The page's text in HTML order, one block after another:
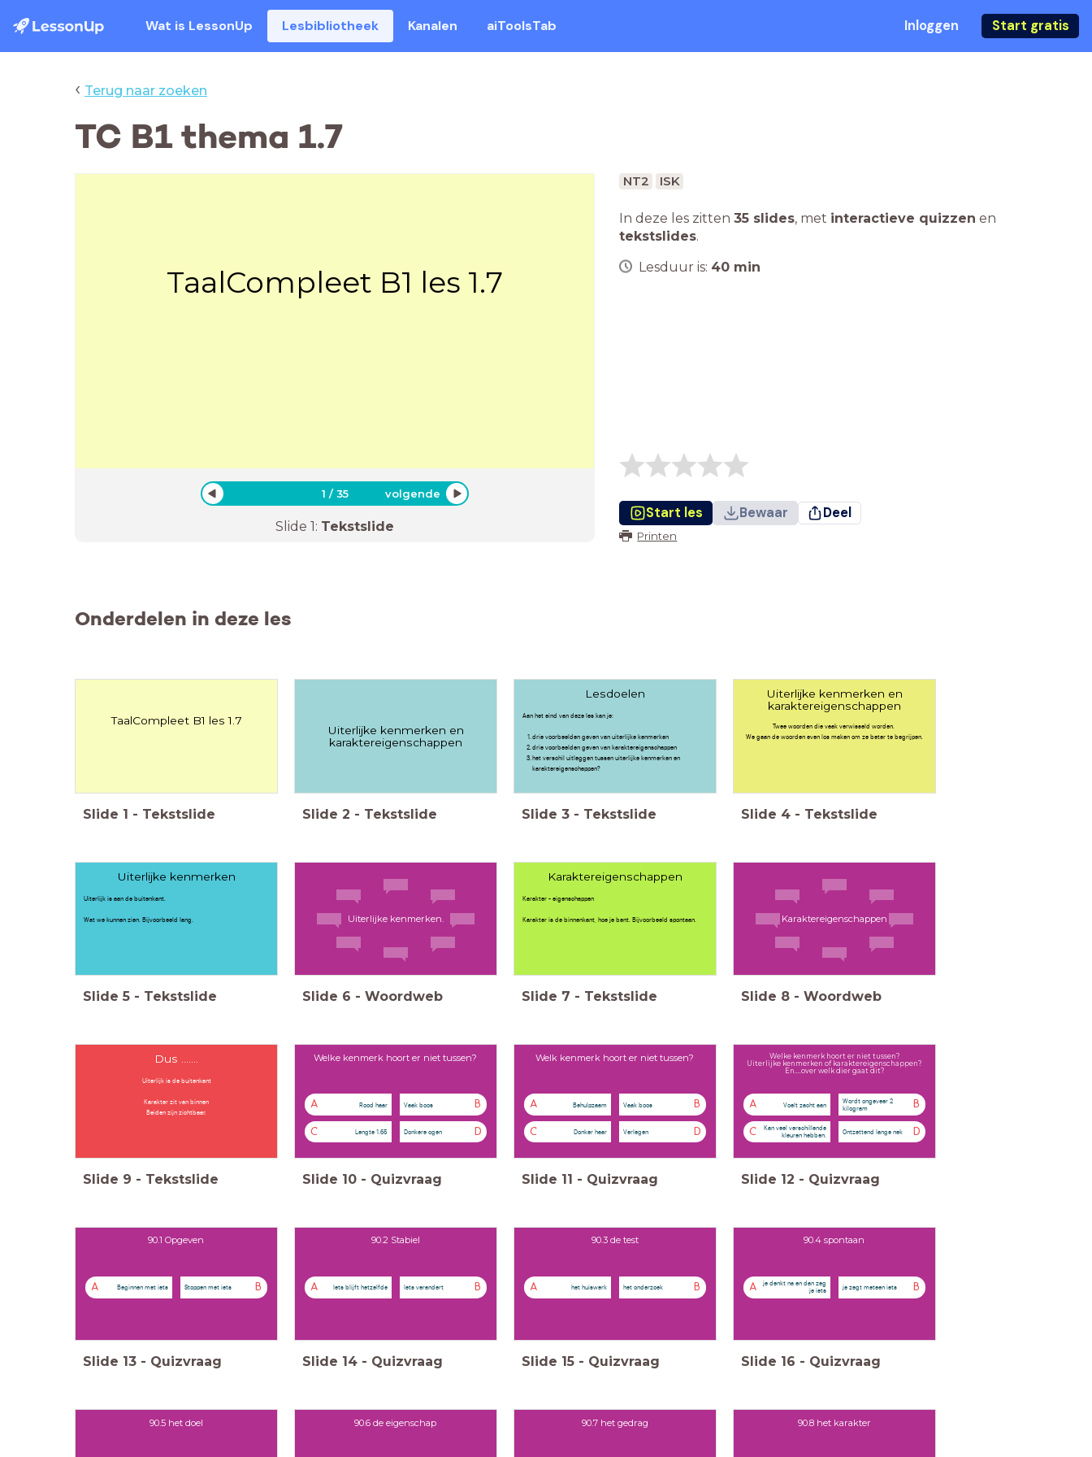
Wat is LessonUp Lesbibliotheek Kanalen aiToolsTab Inloggen Start gratis
‹ Terug naar zoeken
TC B1 thema 1.7
TaalCompleet B1 les 1.7
1 /35 volgende
Slide 1: Tekstslide
NT2 ISK
In deze les zitten 35 slides, met interactieve quizzen en
tekstslides.
Lesduur is: 40 min
Start les Bewaar Deel
Printen
Onderdelen in deze les
TaalCompleet B1 les 1.7
Slide 1 - Tekstslide
Uiterlijke kenmerken en
karaktereigenschappen
Slide 2 - Tekstslide
Lesdoelen
Aan het eind van deze les kan je:
drie voorbeelden geven van uiterlijke kenmerken
drie voorbeelden geven van karaktereigenschappen
het verschil uitleggen tussen uiterlijke kenmerken en
karaktereigenschappen?
Slide 3 - Tekstslide
Uiterlijke kenmerken en
karaktereigenschappen
Twee woorden die vaak verwisseld worden.
We gaan de woorden even los maken om ze beter te begrijpen.
Slide 4 - Tekstslide
Uiterlijke kenmerken
Uiterlijk is aan de buitenkant.
Wat we kunnen zien. Bijvoorbeeld lang.
Slide 5 - Tekstslide
Uiterlijke kenmerken.
Slide 6 - Woordweb
Karaktereigenschappen
Karakter - eigenschappen
Karakter is de binnenkant, hoe je bent. Bijvoorbeeld spontaan.
Slide 7 - Tekstslide
Karaktereigenschappen
Slide 8 - Woordweb
Dus .......
Uiterlijk is de buitenkant
Karakter zit van binnen
Beiden zijn zichtbaar.
Slide 9 - Tekstslide
Welke kenmerk hoort er niet tussen?
A Rood haar B
Vaak boos
C Lengte 1.65 D
Donkere ogen
Slide 10 - Quizvraag
Welk kenmerk hoort er niet tussen?
A Behulpzaam B
Vaak boos
C Donker haar D
Verlegen
Slide 11 - Quizvraag
Welke kenmerk hoort er niet tussen?
Uiterlijke kenmerken of karaktereigenschappen?
En....over welk dier gaat dit?
A Voelt zacht aan B
Wordt ongeveer 2
kilogram
C
Kan veel verschillende
kleuren hebben.
D
Ontzettend lange nek
Slide 12 - Quizvraag
90.1 Opgeven
A Beginnen met iets B
Stoppen met iets
Slide 13 - Quizvraag
90.2 Stabiel
A Iets blijft hetzelfde B
Iets verandert
Slide 14 - Quizvraag
90.3 de test
A het huiswerk B
het onderzoek
Slide 15 - Quizvraag
90.4 spontaan
A
je denkt na en dan zeg
je iets
B
je zegt meteen iets
Slide 16 - Quizvraag
90.5 het doel 90.6 de eigenschap 90.7 het gedrag 90.8 het karakter